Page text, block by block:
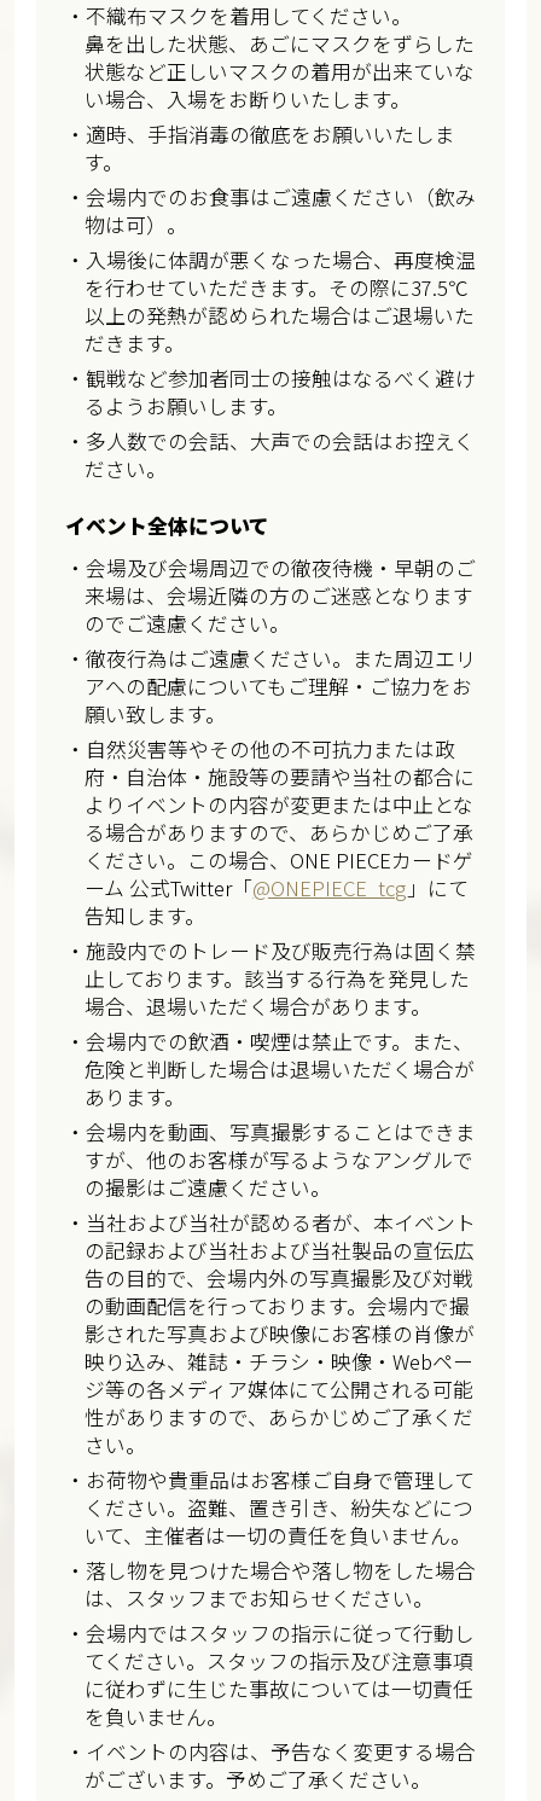
・不織布マスクを着用してください。
鼻を出した状態、あごにマスクをずらした
状態など正しいマスクの着用が出来ていな
い場合、入場をお断りいたします。
・適時、手指消毒の徹底をお願いいたしま
す。
・会場内でのお食事はご遠慮ください（飲み
物は可）。
・入場後に体調が悪くなった場合、再度検温
を行わせていただきます。その際に37.5℃
以上の発熱が認められた場合はご退場いた
だきます。
・観戦など参加者同士の接触はなるべく避け
るようお願いします。
・多人数での会話、大声での会話はお控えく
ださい。
イベント全体について
・会場及び会場周辺での徹夜待機・早朝のご
来場は、会場近隣の方のご迷惑となります
のでご遠慮ください。
・徹夜行為はご遠慮ください。また周辺エリ
アへの配慮についてもご理解・ご協力をお
願い致します。
・自然災害等やその他の不可抗力または政
府・自治体・施設等の要請や当社の都合に
よりイベントの内容が変更または中止とな
る場合がありますので、あらかじめご了承
ください。この場合、ONE PIECEカードゲ
ーム 公式Twitter「@ONEPIECE_tcg 」にて
告知します。
・施設内でのトレード及び販売行為は固く禁
止しております。該当する行為を発見した
場合、退場いただく場合があります。
・会場内での飲酒・喫煙は禁止です。また、
危険と判断した場合は退場いただく場合が
あります。
・会場内を動画、写真撮影することはできま
すが、他のお客様が写るようなアングルで
の撮影はご遠慮ください。
・当社および当社が認める者が、本イベント
の記録および当社および当社製品の宣伝広
告の目的で、会場内外の写真撮影及び対戦
の動画配信を行っております。会場内で撮
影された写真および映像にお客様の肖像が
映り込み、雑誌・チラシ・映像・Webペー
ジ等の各メディア媒体にて公開される可能
性がありますので、あらかじめご了承くだ
さい。
・お荷物や貴重品はお客様ご自身で管理して
ください。盗難、置き引き、紛失などにつ
いて、主催者は一切の責任を負いません。
・落し物を見つけた場合や落し物をした場合
は、スタッフまでお知らせください。
・会場内ではスタッフの指示に従って行動し
てください。スタッフの指示及び注意事項
に従わずに生じた事故については一切責任
を負いません。
・イベントの内容は、予告なく変更する場合
がございます。予めご了承ください。